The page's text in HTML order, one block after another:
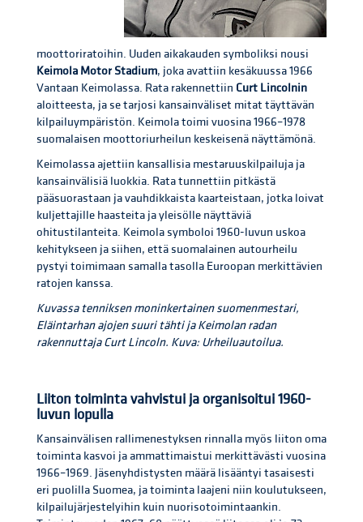
moottoriratoihin. Uuden aikakauden symboliksi nousi
Keimola Motor Stadium, joka avattiin kesäkuussa 1966
Vantaan Keimolassa. Rata rakennettiin Curt Lincolnin
aloitteesta, ja se tarjosi kansainväliset mitat täyttävän
kilpailuympäristön. Keimola toimi vuosina 1966–1978
suomalaisen moottoriurheilun keskeisenä näyttämönä.
Keimolassa ajettiin kansallisia mestaruuskilpailuja ja
kansainvälisiä luokkia. Rata tunnettiin pitkästä
pääsuorastaan ja vauhdikkaista kaarteistaan, jotka loivat
kuljettajille haasteita ja yleisölle näyttäviä
ohitustilanteita. Keimola symboloi 1960-luvun uskoa
kehitykseen ja siihen, että suomalainen autourheilu
pystyi toimimaan samalla tasolla Euroopan merkittävien
ratojen kanssa.
Kuvassa tenniksen moninkertainen suomenmestari,
Eläintarhan ajojen suuri tähti ja Keimolan radan
rakennuttaja Curt Lincoln. Kuva: Urheiluautoilua.
Liiton toiminta vahvistui ja organisoitui 1960-
luvun lopulla
Kansainvälisen rallimenestyksen rinnalla myös liiton oma
toiminta kasvoi ja ammattimaistui merkittävästi vuosina
1966–1969. Jäsenyhdistysten määrä lisääntyi tasaisesti
eri puolilla Suomea, ja toiminta laajeni niin koulutukseen,
kilpailujärjestelyihin kuin nuorisotoimintaankin.